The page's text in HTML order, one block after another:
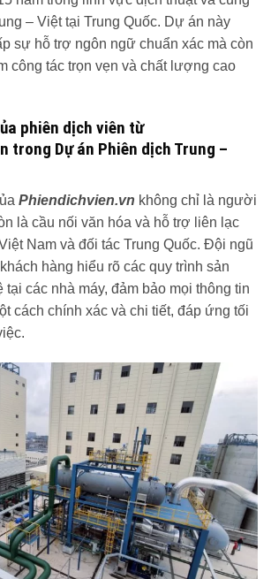
– Việt tại Trung Quốc. Dự án này
sự hỗ trợ ngôn ngữ chuẩn xác mà còn
công tác trọn vẹn và chất lượng cao
phiên dịch viên từ
trong Dự án Phiên dịch Trung –
Phiendichvien.vn không chỉ là người
là cầu nối văn hóa và hỗ trợ liên lạc
Nam và đối tác Trung Quốc. Đội ngũ
hàng hiểu rõ các quy trình sản
tại các nhà máy, đảm bảo mọi thông tin
cách chính xác và chi tiết, đáp ứng tối